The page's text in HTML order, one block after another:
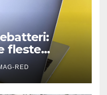
fleste
– og hvad
RED